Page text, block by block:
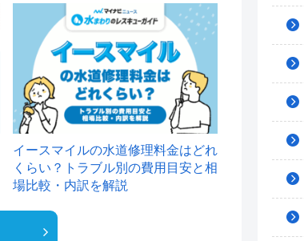
イースマイルの水道修理料金はどれ
くらい？トラブル別の費用目安と相
場比較・内訳を解説